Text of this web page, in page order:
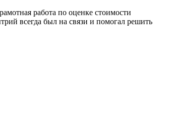
работа по оценке стоимости
всегда был на связи и помогал решить